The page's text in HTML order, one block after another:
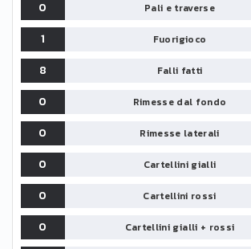
0 Pali e traverse
1
Fuorigioco
8
Falli fatti
0
Rimesse dal fondo
0
Rimesse laterali
0
Cartellini gialli
0
Cartellini rossi
0
Cartellini gialli + rossi